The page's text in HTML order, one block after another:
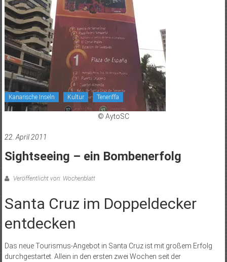
Kanarische Inseln Kultur Teneriffa
© AytoSC
22. April 2011
Sightseeing – ein Bombenerfolg
Veröffentlicht von: Wochenblatt
Santa Cruz im Doppeldecker
entdecken
Das neue Tourismus-Angebot in Santa Cruz ist mit großem Erfolg
durchgestartet. Allein in den ersten zwei Wochen seit der